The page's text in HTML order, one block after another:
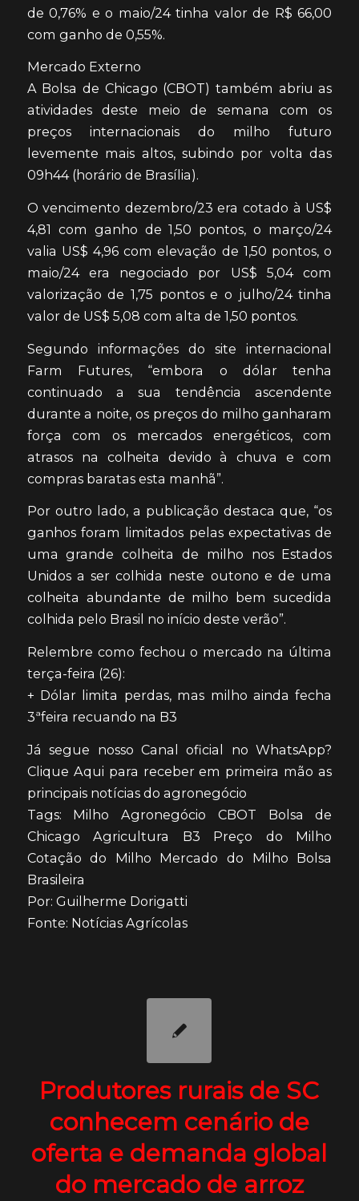
de 0,76% e o maio/24 tinha valor de R$ 66,00
com ganho de 0,55%.
Mercado Externo
A Bolsa de Chicago (CBOT) também abriu as
atividades deste meio de semana com os
preços internacionais do milho futuro
levemente mais altos, subindo por volta das
09h44 (horário de Brasília).
O vencimento dezembro/23 era cotado à US$
4,81 com ganho de 1,50 pontos, o março/24
valia US$ 4,96 com elevação de 1,50 pontos, o
maio/24 era negociado por US$ 5,04 com
valorização de 1,75 pontos e o julho/24 tinha
valor de US$ 5,08 com alta de 1,50 pontos.
Segundo informações do site internacional
Farm Futures, “embora o dólar tenha
continuado a sua tendência ascendente
durante a noite, os preços do milho ganharam
força com os mercados energéticos, com
atrasos na colheita devido à chuva e com
compras baratas esta manhã”.
Por outro lado, a publicação destaca que, “os
ganhos foram limitados pelas expectativas de
uma grande colheita de milho nos Estados
Unidos a ser colhida neste outono e de uma
colheita abundante de milho bem sucedida
colhida pelo Brasil no início deste verão”.
Relembre como fechou o mercado na última
terça-feira (26):
+ Dólar limita perdas, mas milho ainda fecha
3ªfeira recuando na B3
Já segue nosso Canal oficial no WhatsApp?
Clique Aqui para receber em primeira mão as
principais notícias do agronegócio
Tags: Milho Agronegócio CBOT Bolsa de
Chicago Agricultura B3 Preço do Milho
Cotação do Milho Mercado do Milho Bolsa
Brasileira
Por: Guilherme Dorigatti
Fonte: Notícias Agrícolas
Produtores rurais de SC
conhecem cenário de
oferta e demanda global
do mercado de arroz